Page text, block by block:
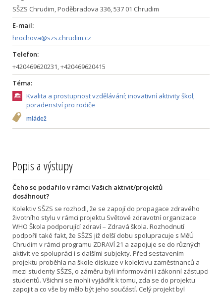
SŠZS Chrudim, Poděbradova 336, 537 01 Chrudim
E-mail:
hrochova@szs.chrudim.cz
Telefon:
+420469620231, +420469620415
Téma:
Kvalita a prostupnost vzdělávání; inovativní aktivity škol;
poradenství pro rodiče
mládež
Popis a výstupy
Čeho se podařilo v rámci Vašich aktivit/projektů
dosáhnout?
Kolektiv SŠZS se rozhodl, že se zapojí do propagace zdravého
životního stylu v rámci projektu Světové zdravotní organizace
WHO Škola podporující zdraví – Zdravá škola. Rozhodnutí
podpořil také fakt, že SŠZS již delší dobu spolupracuje s MěÚ
Chrudim v rámci programu ZDRAVÍ 21 a zapojuje se do různých
aktivit ve spolupráci i s dalšími subjekty. Před sestavením
projektu proběhla na škole diskuze v kolektivu zaměstnanců a
mezi studenty SŠZS, o záměru byli informováni i zákonní zástupci
studentů. Všichni se mohli vyjádřit k tomu, zda se do projektu
zapojit a co vše by mělo být jeho součástí. Celý projekt byl